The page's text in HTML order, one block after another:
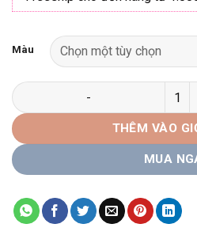
Màu
Gọng kính vuông Kadenza 12346
THÊM VÀO
MUA